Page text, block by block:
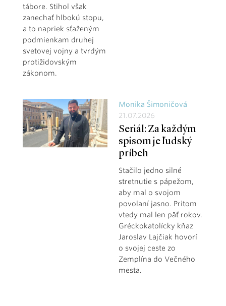
tábore. Stihol však
zanechať hlbokú stopu,
a to napriek sťaženým
podmienkam druhej
svetovej vojny a tvrdým
protižidovským
zákonom.
Monika Šimoničová
21.07.2026
Seriál: Za každým
spisom je ľudský
príbeh
Stačilo jedno silné
stretnutie s pápežom,
aby mal o svojom
povolaní jasno. Pritom
vtedy mal len päť rokov.
Gréckokatolícky kňaz
Jaroslav Lajčiak hovorí
o svojej ceste zo
Zemplína do Večného
mesta.